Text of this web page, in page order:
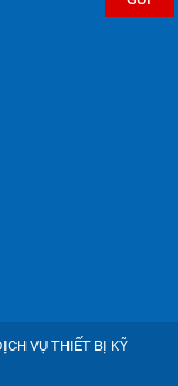
VỤ THIẾT BỊ KỸ